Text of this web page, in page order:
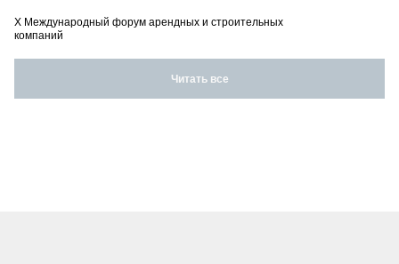
X Международный форум арендных и строительных
компаний
Читать все